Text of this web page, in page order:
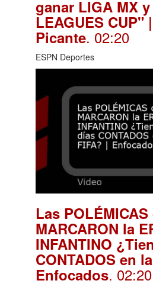
ganar LIGA MX y
LEAGUES CUP"
Picante. 02:20
ESPN Deportes
Las
MARCARON la
INFANTINO
CONTADOS en
Enfocados. 02:20